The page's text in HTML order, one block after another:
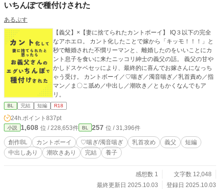
いちんぽで種付けされた
あるぷす
【義父】×【妻に捨てられたカントボーイ】 IQ３以下の完全
なアホエロ。 カント化したことで嫁から「キッモ！！！」と
秒で離婚された不憫リーマンと、離婚したのをいいことにカ
ント息子を食いに来たニッコリ紳士の義父の話。 義父の甘や
かしドスケベセッにより、最終的に喜んでお嫁さんになっち
ゃう受け。 カントボーイ／♡喘ぎ／濁音喘ぎ／乳首責め／指
マン／ま〇こ舐め／中出し／潮吹き／ともかくなんでもア
リ。
BL 完結 短編 R18
24h.ポイント 837pt
小説 1,608 位 / 228,653件 BL 257 位 / 31,396件
創作BL カントボーイ ♡喘ぎ/濁音喘ぎ 乳首攻め 義父
短編
中出しあり
潮吹きあり 完結 養子
感想数 1
文字数 12,048
最終更新日 2025.10.03
登録日 2025.10.03